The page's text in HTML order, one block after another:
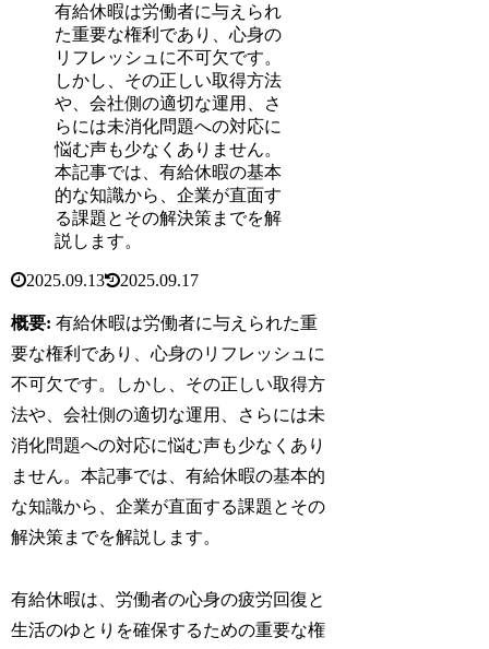
有給休暇は労働者に与えられ
た重要な権利であり、心身の
リフレッシュに不可欠です。
しかし、その正しい取得方法
や、会社側の適切な運用、さ
らには未消化問題への対応に
悩む声も少なくありません。
本記事では、有給休暇の基本
的な知識から、企業が直面す
る課題とその解決策までを解
説します。
2025.09.13 2025.09.17
概要: 有給休暇は労働者に与えられた重
要な権利であり、心身のリフレッシュに
不可欠です。しかし、その正しい取得方
法や、会社側の適切な運用、さらには未
消化問題への対応に悩む声も少なくあり
ません。本記事では、有給休暇の基本的
な知識から、企業が直面する課題とその
解決策までを解説します。
有給休暇は、労働者の心身の疲労回復と
生活のゆとりを確保するための重要な権